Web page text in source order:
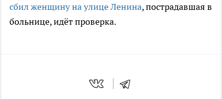
сбил женщину на улице Ленина, пострадавшая в
больнице, идёт проверка.